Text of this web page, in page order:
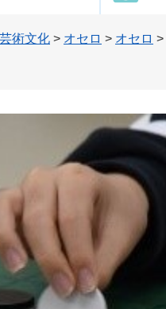
芸術文化 > オセロ > オセロ >